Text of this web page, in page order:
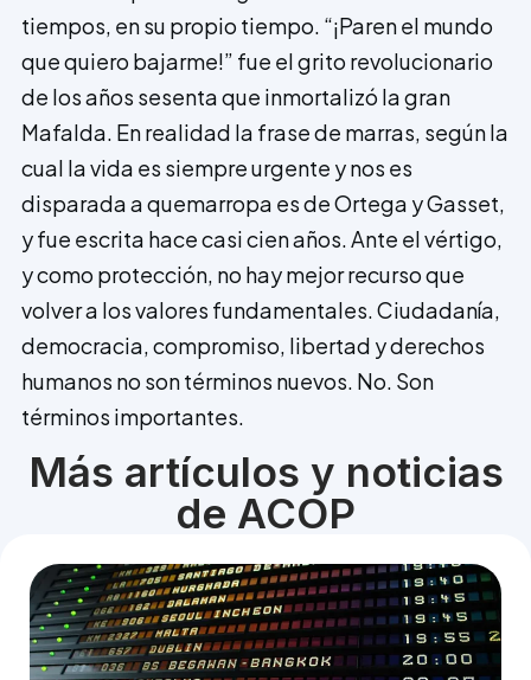
tiempos, en su propio tiempo. “¡Paren el mundo
que quiero bajarme!” fue el grito revolucionario
de los años sesenta que inmortalizó la gran
Mafalda. En realidad la frase de marras, según la
cual la vida es siempre urgente y nos es
disparada a quemarropa es de Ortega y Gasset,
y fue escrita hace casi cien años. Ante el vértigo,
y como protección, no hay mejor recurso que
volver a los valores fundamentales. Ciudadanía,
democracia, compromiso, libertad y derechos
humanos no son términos nuevos. No. Son
términos importantes.
Más artículos y noticias
de ACOP